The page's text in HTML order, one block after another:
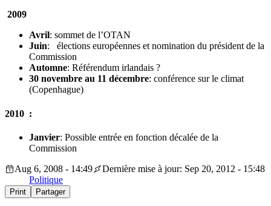
2009
Avril: sommet de l’OTAN
Juin:
élections européennes et nomination du président de la
Commission
Automne: Référendum irlandais ?
30 novembre au 11 décembre: conférence sur le climat
(Copenhague)
2010 :
Janvier: Possible entrée en fonction décalée de la
Commission
Aug 6, 2008 - 14:49
Dernière mise à jour: Sep 20, 2012 - 15:48
Politique
Print Partager